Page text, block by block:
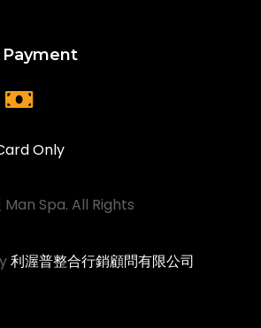
Payment
Only
Spa. All Rights
利渥普整合行銷顧問有限公司